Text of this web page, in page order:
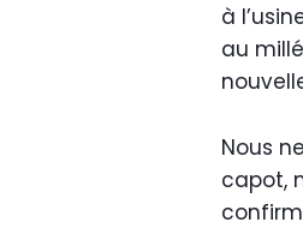
à
au
Nous
capot,